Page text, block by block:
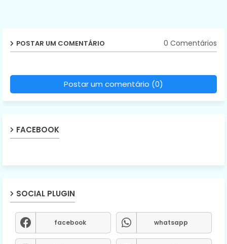
POSTAR UM COMENTÁRIO 0 Comentários
Postar um comentário (0)
FACEBOOK
SOCIAL PLUGIN
facebook whatsapp